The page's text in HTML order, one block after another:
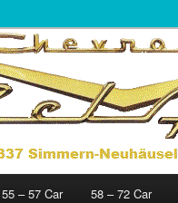
1972
55 – 57 Car 58 – 72 Car